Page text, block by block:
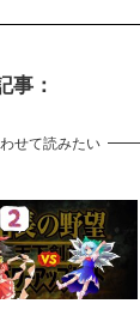
事：
せて読みたい